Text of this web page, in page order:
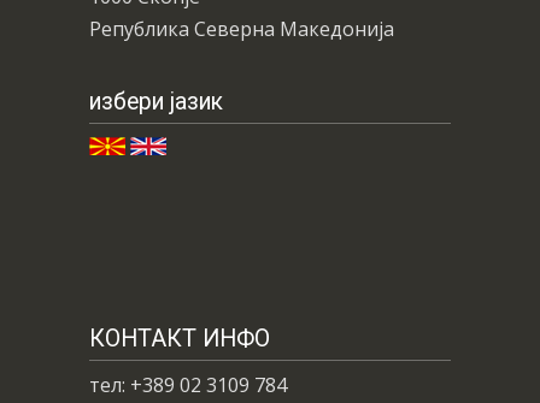
Република Северна Македонија
избери јазик
КОНТАКТ ИНФО
тел: +389 02 3109 784